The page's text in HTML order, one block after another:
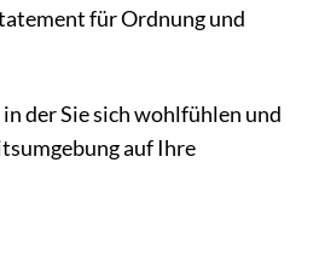
für Ordnung und
der Sie sich wohlfühlen und
auf Ihre